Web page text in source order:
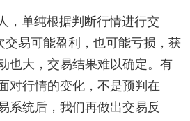
，单纯根据判断行情进行交
交易可能盈利，也可能亏损，获
也大，交易结果难以确定。有
对行情的变化，不是预判在
系统后，我们再做出交易反